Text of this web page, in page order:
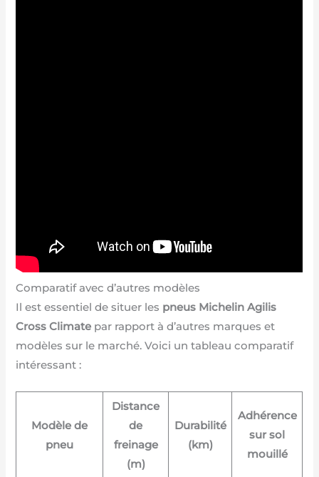
Comparatif avec d’autres modèles
Il est essentiel de situer les pneus Michelin Agilis
Cross Climate par rapport à d’autres marques et
modèles sur le marché. Voici un tableau comparatif
intéressant :
Modèle de
pneu
Distance
de
freinage
(m)
Durabilité
(km)
Adhérence
sur sol
mouillé